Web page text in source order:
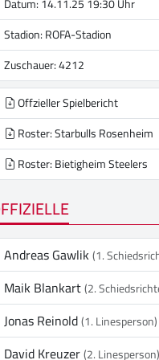
Stadion:ROFA-Stadion
Zuschauer: 4212
Offzieller Spielbericht
Roster: Starbulls Rosenheim
Roster: Bietigheim Steelers
Andreas Gawlik(1.
Maik Blankart(2.
Jonas Reinold(1. Linesperson)
David Kreuzer(2. Linesperson)